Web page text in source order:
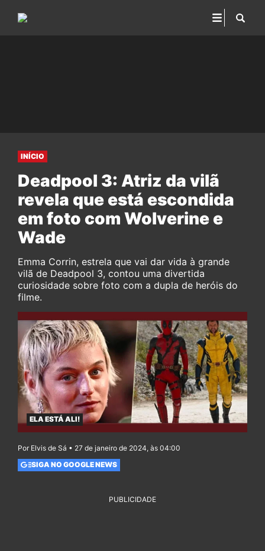
INÍCIO
Deadpool 3: Atriz da vilã
revela que está escondida
em foto com Wolverine e
Wade
Emma Corrin, estrela que vai dar vida à grande
vilã de Deadpool 3, contou uma divertida
curiosidade sobre foto com a dupla de heróis do
filme.
ELA ESTÁ ALI!
Por Elvis de Sá • 27 de janeiro de 2024, às 04:00
SIGA NO GOOGLE NEWS
PUBLICIDADE